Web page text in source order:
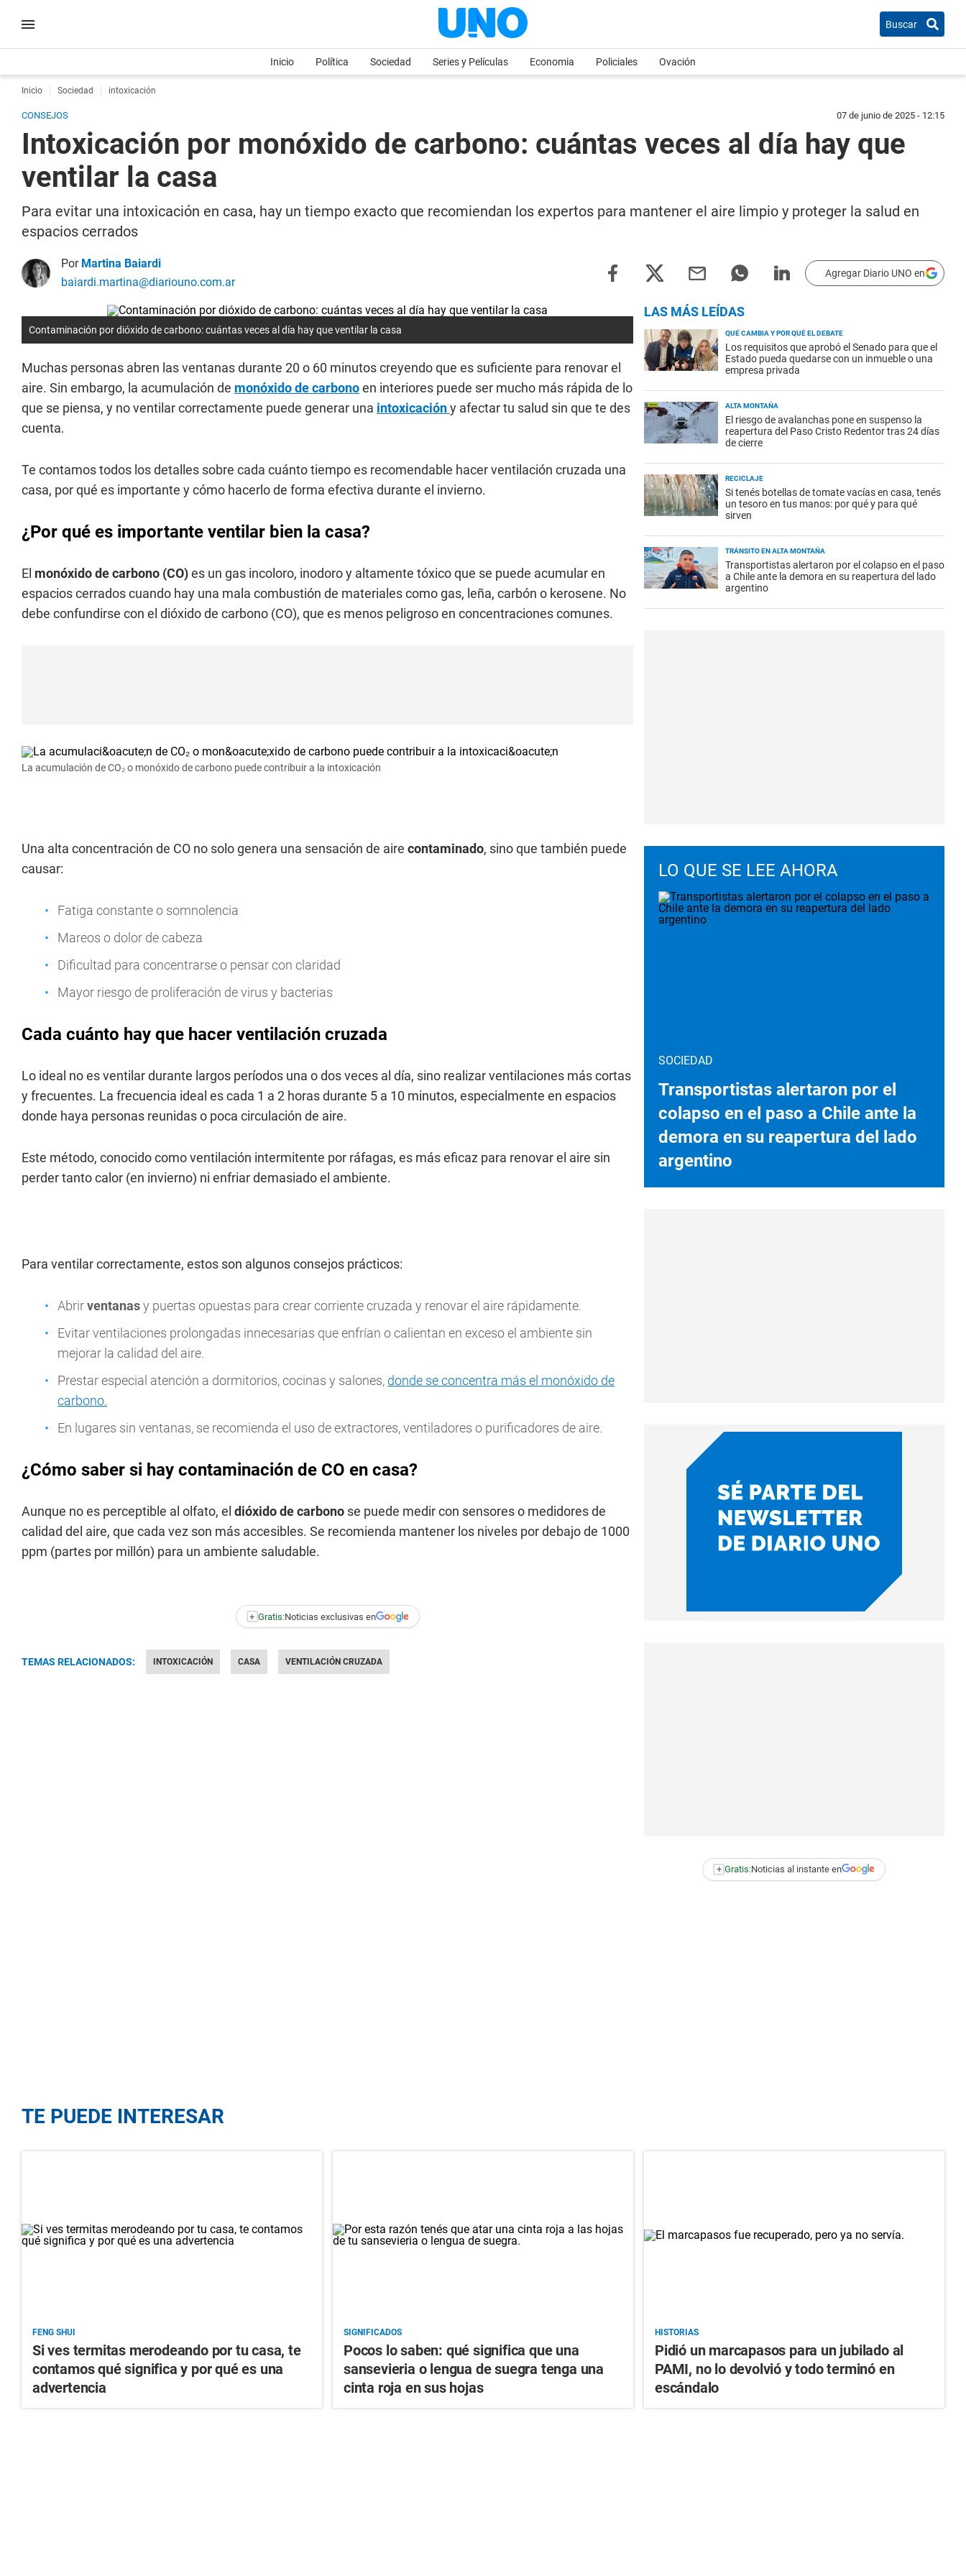
Buscar
Inicio Política Sociedad Series y Películas Economia Policiales Ovación
Inicio Sociedad intoxicación
CONSEJOS 07 de junio de 2025 - 12:15
Intoxicación por monóxido de carbono: cuántas veces al día hay que
ventilar la casa
Para evitar una intoxicación en casa, hay un tiempo exacto que recomiendan los expertos para mantener el aire limpio y proteger la salud en
espacios cerrados
Por Martina Baiardi
baiardi.martina@diariouno.com.ar
Agregar Diario UNO en
Contaminación por dióxido de carbono: cuántas veces al día hay que ventilar la casa
Muchas personas abren las ventanas durante 20 o 60 minutos creyendo que es suficiente para renovar el
aire. Sin embargo, la acumulación de monóxido de carbonoen interiores puede ser mucho más rápida de lo
que se piensa, y no ventilar correctamente puede generar una intoxicacióny afectar tu salud sin que te des
cuenta.
Te contamos todos los detalles sobre cada cuánto tiempo es recomendable hacer ventilación cruzada una
casa, por qué es importante y cómo hacerlo de forma efectiva durante el invierno.
¿Por qué es importante ventilar bien la casa?
El monóxido de carbono (CO)es un gas incoloro, inodoro y altamente tóxico que se puede acumular en
espacios cerrados cuando hay una mala combustión de materiales como gas, leña, carbón o kerosene. No
debe confundirse con el dióxido de carbono (CO), que es menos peligroso en concentraciones comunes.
La acumulación de CO₂ o monóxido de carbono puede contribuir a la intoxicación
Una alta concentración de CO no solo genera una sensación de aire contaminado, sino que también puede
causar:
Fatiga constante o somnolencia
Mareos o dolor de cabeza
Dificultad para concentrarse o pensar con claridad
Mayor riesgo de proliferación de virus y bacterias
Cada cuánto hay que hacer ventilación cruzada
Lo ideal no es ventilar durante largos períodos una o dos veces al día, sino realizar ventilaciones más cortas
y frecuentes. La frecuencia ideal es cada 1 a 2 horas durante 5 a 10 minutos, especialmente en espacios
donde haya personas reunidas o poca circulación de aire.
Este método, conocido como ventilación intermitente por ráfagas, es más eficaz para renovar el aire sin
perder tanto calor (en invierno) ni enfriar demasiado el ambiente.
Para ventilar correctamente, estos son algunos consejos prácticos:
Abrirventanasy puertas opuestas para crear corriente cruzada y renovar el aire rápidamente.
Evitar ventilaciones prolongadas innecesarias que enfrían o calientan en exceso el ambiente sin
mejorar la calidad del aire.
Prestar especial atención a dormitorios, cocinas y salones, donde se concentra más el monóxido de
carbono.
En lugares sin ventanas, se recomienda el uso de extractores, ventiladores o purificadores de aire.
¿Cómo saber si hay contaminación de CO en casa?
Aunque no es perceptible al olfato, el dióxido de carbono se puede medir con sensores o medidores de
calidad del aire, que cada vez son más accesibles. Se recomienda mantener los niveles por debajo de 1000
ppm (partes por millón) para un ambiente saludable.
+ Gratis:Noticias exclusivas en
TEMAS RELACIONADOS: INTOXICACIÓN CASA VENTILACIÓN CRUZADA
LAS MÁS LEÍDAS
QUÉ CAMBIA Y POR QUÉ EL DEBATE
Los requisitos que aprobó el Senado para que el
Estado pueda quedarse con un inmueble o una
empresa privada
ALTA MONTAÑA
El riesgo de avalanchas pone en suspenso la
reapertura del Paso Cristo Redentor tras 24 días
de cierre
RECICLAJE
Si tenés botellas de tomate vacías en casa, tenés
un tesoro en tus manos: por qué y para qué
sirven
TRÁNSITO EN ALTA MONTAÑA
Transportistas alertaron por el colapso en el paso
a Chile ante la demora en su reapertura del lado
argentino
LO QUE SE LEE AHORA
SOCIEDAD
Transportistas alertaron por el
colapso en el paso a Chile ante la
demora en su reapertura del lado
argentino
+ Gratis:Noticias al instante en
TE PUEDE INTERESAR
FENG SHUI
Si ves termitas merodeando por tu casa, te
contamos qué significa y por qué es una
advertencia
SIGNIFICADOS
Pocos lo saben: qué significa que una
sansevieria o lengua de suegra tenga una
cinta roja en sus hojas
HISTORIAS
Pidió un marcapasos para un jubilado al
PAMI, no lo devolvió y todo terminó en
escándalo